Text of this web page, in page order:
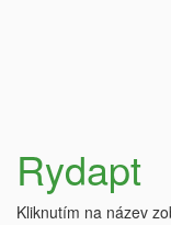
Rydapt
Kliknutím na název